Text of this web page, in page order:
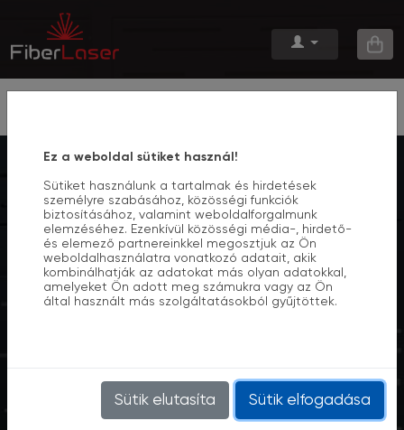
Ez a weboldal sütiket használ!
Sütiket használunk a tartalmak és hirdetések
személyre szabásához, közösségi funkciók
biztosításához, valamint weboldalforgalmunk
elemzéséhez. Ezenkívül közösségi média-, hirdető-
és elemező partnereinkkel megosztjuk az Ön
weboldalhasználatra vonatkozó adatait, akik
kombinálhatják az adatokat más olyan adatokkal,
amelyeket Ön adott meg számukra vagy az Ön
által használt más szolgáltatásokból gyűjtöttek.
Sütik elutasíta Sütik elfogadása